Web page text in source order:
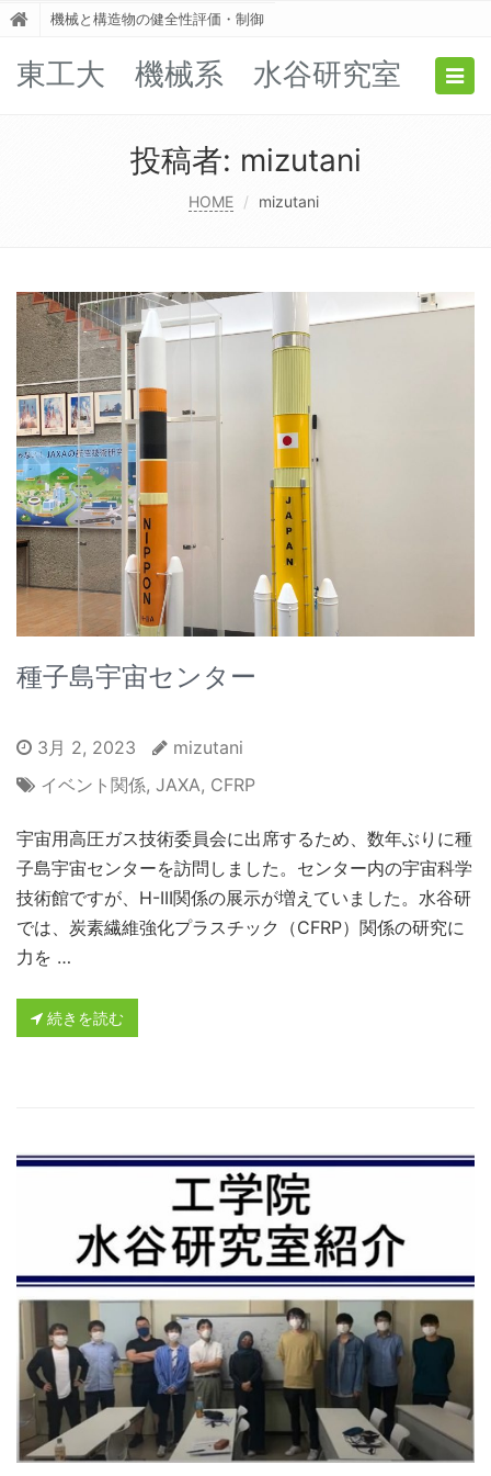
機械と構造物の健全性評価・制御
東工大 機械系 水谷研究室
投稿者: mizutani
HOME mizutani
種子島宇宙センター
3月 2, 2023
mizutani
イベント関係, JAXA, CFRP
宇宙用高圧ガス技術委員会に出席するため、数年ぶりに種
子島宇宙センターを訪問しました。センター内の宇宙科学
技術館ですが、H-III関係の展示が増えていました。水谷研
では、炭素繊維強化プラスチック（CFRP）関係の研究に
力を …
続きを読む